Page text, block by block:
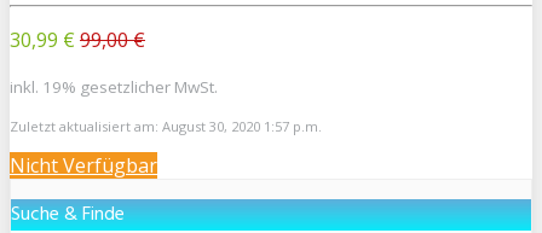
30,99 € 99,00 €
inkl. 19% gesetzlicher MwSt.
Zuletzt aktualisiert am: August 30, 2020 1:57 p.m.
Nicht Verfügbar
Suche & Finde